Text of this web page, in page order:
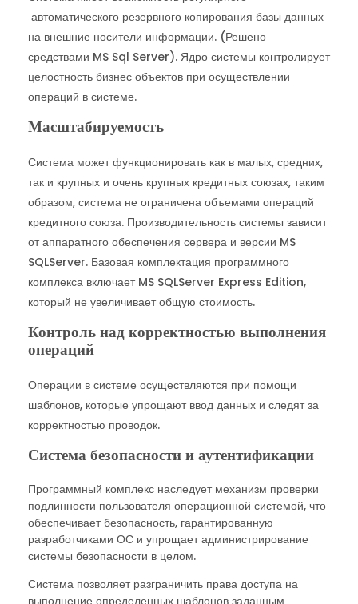
автоматического резервного копирования базы данных
на внешние носители информации. (Решено
средствами MS Sql Server). Ядро системы контролирует
целостность бизнес объектов при осуществлении
операций в системе.
Масштабируемость
Система может функционировать как в малых, средних,
так и крупных и очень крупных кредитных союзах, таким
образом, система не ограничена объемами операций
кредитного союза. Производительность системы зависит
от аппаратного обеспечения сервера и версии MS
SQLServer. Базовая комплектация программного
комплекса включает MS SQLServer Express Edition,
который не увеличивает общую стоимость.
Контроль над корректностью выполнения
операций
Операции в системе осуществляются при помощи
шаблонов, которые упрощают ввод данных и следят за
корректностью проводок.
Система безопасности и аутентификации
Программный комплекс наследует механизм проверки
подлинности пользователя операционной системой, что
обеспечивает безопасность, гарантированную
разработчиками ОС и упрощает администрирование
системы безопасности в целом.
Система позволяет разграничить права доступа на